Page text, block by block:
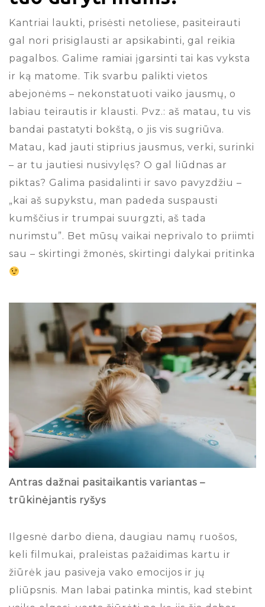
Kantriai laukti, prisėsti netoliese, pasiteirauti
gal nori prisiglausti ar apsikabinti, gal reikia
pagalbos. Galime ramiai įgarsinti tai kas vyksta
ir ką matome. Tik svarbu palikti vietos
abejonėms – nekonstatuoti vaiko jausmų, o
labiau teirautis ir klausti. Pvz.: aš matau, tu vis
bandai pastatyti bokštą, o jis vis sugriūva.
Matau, kad jauti stiprius jausmus, verki, surinki
– ar tu jautiesi nusivylęs? O gal liūdnas ar
piktas? Galima pasidalinti ir savo pavyzdžiu –
„kai aš supykstu, man padeda suspausti
kumščius ir trumpai suurgzti, aš tada
nurimstu”. Bet mūsų vaikai neprivalo to priimti
sau – skirtingi žmonės, skirtingi dalykai pritinka
Antras dažnai pasitaikantis variantas –
trūkinėjantis ryšys
Ilgesnė darbo diena, daugiau namų ruošos,
keli filmukai, praleistas pažaidimas kartu ir
žiūrėk jau pasiveja vako emocijos ir jų
pliūpsnis. Man labai patinka mintis, kad stebint